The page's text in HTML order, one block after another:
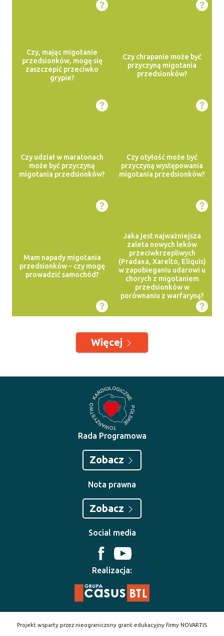
Czy, mając migotanie
przedsionków, mogę się
zaszczepić przeciwko
grypie?
Czy chrapanie może być
przyczyną migotania
przedsionków?
Czy udział w maratonach
może być przyczyną
migotania przedsionków?
Czy otyłość może być
przyczyną występowania
migotania przedsionków?
Mam napady migotania
przedsionków – czy mogę
prowadzić samochód?
Jaka jest najważniejsza
zaleta nowych leków
przeciwkrzepliwych
(Pradaxa, Xarelto, Eliquis)
w zapobieganiu udarowi u
chorych z migotaniem
przedsionków w
porównaniu z warfaryną?
Więcej
Rada Programowa
Zobacz
Nota prawna
Zobacz
Social media
Realizacja:
Projekt wsparty przez nieograniczony grant edukacyjny firmy NOVARTIS